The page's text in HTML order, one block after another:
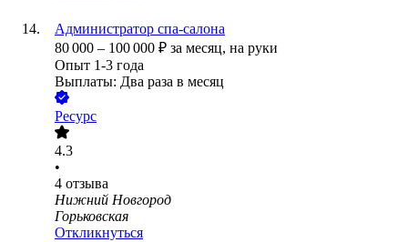
Администратор спа-салона
80 000 – 100 000 ₽ за месяц, на руки
Опыт 1-3 года
Выплаты: Два раза в месяц
Ресурс
4.3
•
4 отзыва
Нижний Новгород
Горьковская
Откликнуться